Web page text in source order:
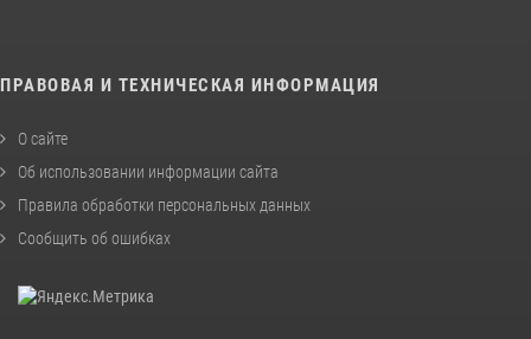
ПРАВОВАЯ И ТЕХНИЧЕСКАЯ ИНФОРМАЦИЯ
О сайте
Об использовании информации сайта
Правила обработки персональных данных
Сообщить об ошибках